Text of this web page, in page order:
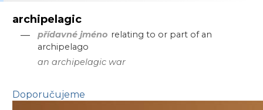
archipelagic
— přídavné jméno relating to or part of an
archipelago
an archipelagic war
Doporučujeme